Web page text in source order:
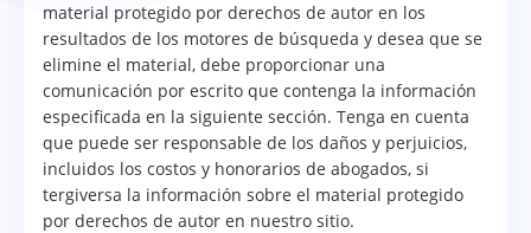
material protegido por derechos de autor en los
resultados de los motores de búsqueda y desea que se
elimine el material, debe proporcionar una
comunicación por escrito que contenga la información
especificada en la siguiente sección. Tenga en cuenta
que puede ser responsable de los daños y perjuicios,
incluidos los costos y honorarios de abogados, si
tergiversa la información sobre el material protegido
por derechos de autor en nuestro sitio.